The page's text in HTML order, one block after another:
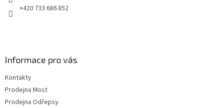
+420 733 686 852
Informace pro vás
Kontakty
Prodejna Most
Prodejna Odřepsy